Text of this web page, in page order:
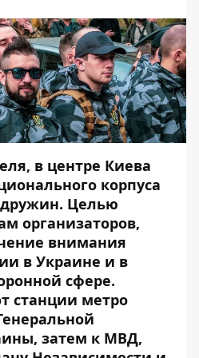
в центре Киева
корпуса
Целью
организаторов,
внимания
в Украине и в
сфере.
станции метро
затем к МВД,